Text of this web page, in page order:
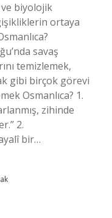
biyolojik
ortaya
savaş
temizlemek,
gibi birçok görevi
Osmanlıca? 1.
zihinde
2.
bir…